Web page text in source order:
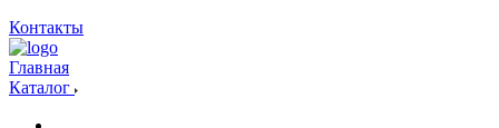
Контакты
Главная
Каталог